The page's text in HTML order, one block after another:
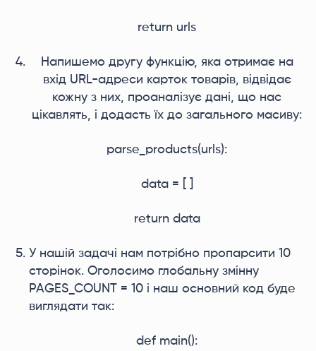
return urls
Напишемо другу функцію, яка отримає на
вхід URL-адреси карток товарів, відвідає
кожну з них, проаналізує дані, що нас
цікавлять, і додасть їх до загального масиву:
parse_products(urls):
data = [ ]
return data
У нашій задачі нам потрібно пропарсити 10
сторінок. Оголосимо глобальну змінну
PAGES_COUNT = 10 і наш основний код буде
виглядати так:
def main():